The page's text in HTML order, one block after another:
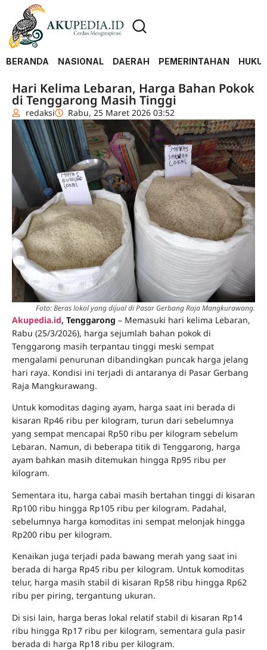
BERANDA NASIONAL DAERAH PEMERINTAHAN
Hari Kelima Lebaran, Harga Bahan Pokok
di Tenggarong Masih Tinggi
redaksi Rabu, 25 Maret 2026 03:52
Foto: Beras lokal yang dijual di Pasar Gerbang Raja Mangkurawang.
Akupedia.id, Tenggarong – Memasuki hari kelima Lebaran,
Rabu (25/3/2026), harga sejumlah bahan pokok di
Tenggarong masih terpantau tinggi meski sempat
mengalami penurunan dibandingkan puncak harga jelang
hari raya. Kondisi ini terjadi di antaranya di Pasar Gerbang
Raja Mangkurawang.
Untuk komoditas daging ayam, harga saat ini berada di
kisaran Rp46 ribu per kilogram, turun dari sebelumnya
yang sempat mencapai Rp50 ribu per kilogram sebelum
Lebaran. Namun, di beberapa titik di Tenggarong, harga
ayam bahkan masih ditemukan hingga Rp95 ribu per
kilogram.
Sementara itu, harga cabai masih bertahan tinggi di kisaran
Rp100 ribu hingga Rp105 ribu per kilogram. Padahal,
sebelumnya harga komoditas ini sempat melonjak hingga
Rp200 ribu per kilogram.
Kenaikan juga terjadi pada bawang merah yang saat ini
berada di harga Rp45 ribu per kilogram. Untuk komoditas
telur, harga masih stabil di kisaran Rp58 ribu hingga Rp62
ribu per piring, tergantung ukuran.
Di sisi lain, harga beras lokal relatif stabil di kisaran Rp14
ribu hingga Rp17 ribu per kilogram, sementara gula pasir
berada di harga Rp18 ribu per kilogram.